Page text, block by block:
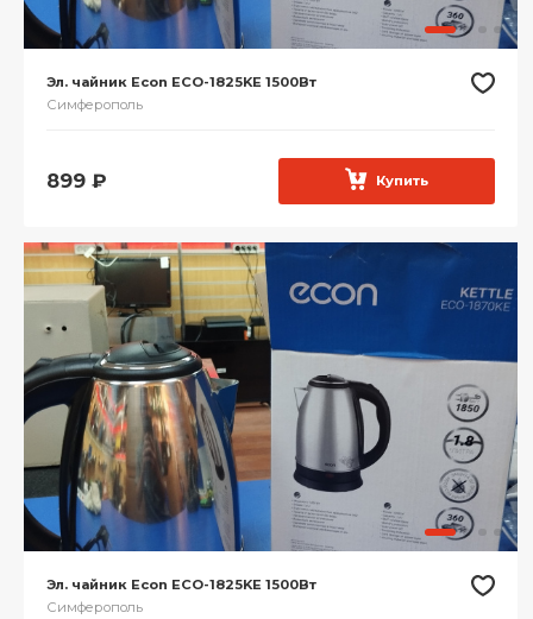
Эл. чайник Econ ECO-1825KE 1500Вт
Симферополь
899 ₽ Купить
Эл. чайник Econ ECO-1825KE 1500Вт
Симферополь